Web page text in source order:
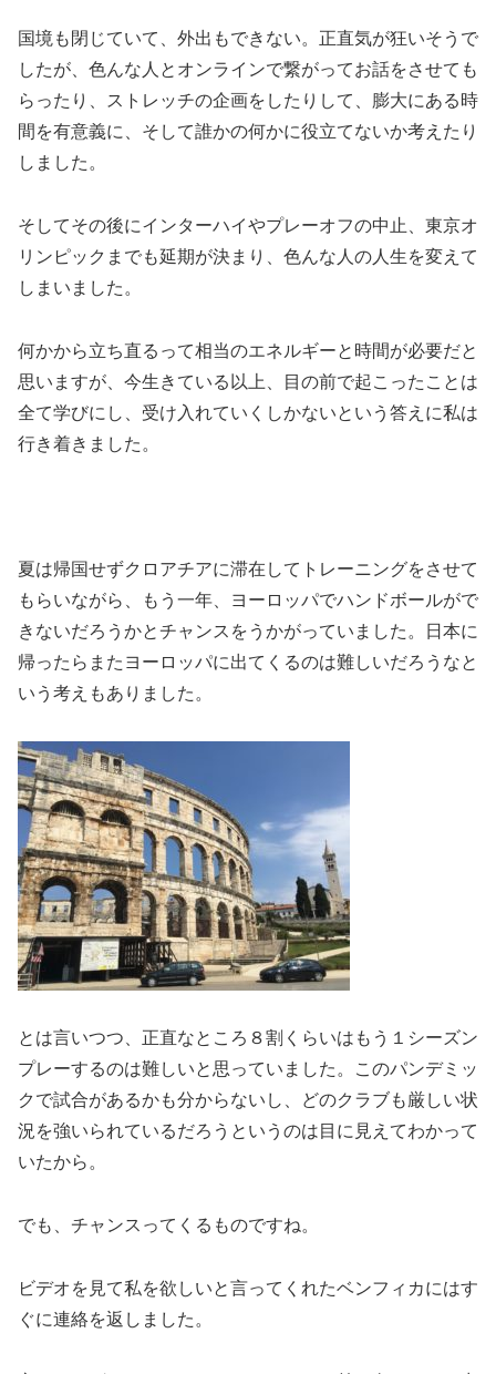
国境も閉じていて、外出もできない。正直気が狂いそうで
したが、色んな人とオンラインで繋がってお話をさせても
らったり、ストレッチの企画をしたりして、膨大にある時
間を有意義に、そして誰かの何かに役立てないか考えたり
しました。
そしてその後にインターハイやプレーオフの中止、東京オ
リンピックまでも延期が決まり、色んな人の人生を変えて
しまいました。
何かから立ち直るって相当のエネルギーと時間が必要だと
思いますが、今生きている以上、目の前で起こったことは
全て学びにし、受け入れていくしかないという答えに私は
行き着きました。
夏は帰国せずクロアチアに滞在してトレーニングをさせて
もらいながら、もう一年、ヨーロッパでハンドボールがで
きないだろうかとチャンスをうかがっていました。日本に
帰ったらまたヨーロッパに出てくるのは難しいだろうなと
いう考えもありました。
とは言いつつ、正直なところ８割くらいはもう１シーズン
プレーするのは難しいと思っていました。このパンデミッ
クで試合があるかも分からないし、どのクラブも厳しい状
況を強いられているだろうというのは目に見えてわかって
いたから。
でも、チャンスってくるものですね。
ビデオを見て私を欲しいと言ってくれたベンフィカにはす
ぐに連絡を返しました。